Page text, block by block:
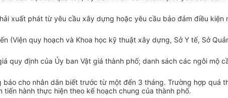
xuất phát từ yêu cầu xây dựng hoặc yêu cầu bảo đảm điều
(Viện quy hoạch và Khoa học kỹ thuật xây dựng, Sở Y tế, Sở
quy định của Ủy ban Vật giá thành phố; danh sách các ngôi mộ
cho nhân dân biết trước từ một đến 3 tháng. Trường hợp quá
hành thực hiện theo kế hoạch chung của thành phố.